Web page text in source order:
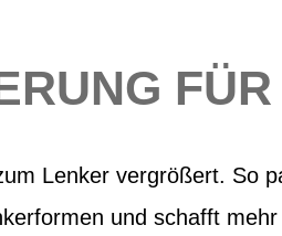
Lenker vergrößert. So
und schafft